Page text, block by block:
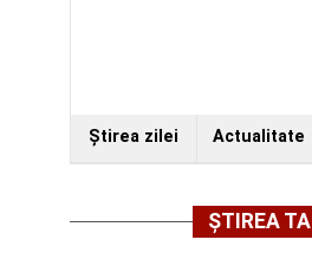
Ştirea zilei Actualitate
ȘTIREA TA